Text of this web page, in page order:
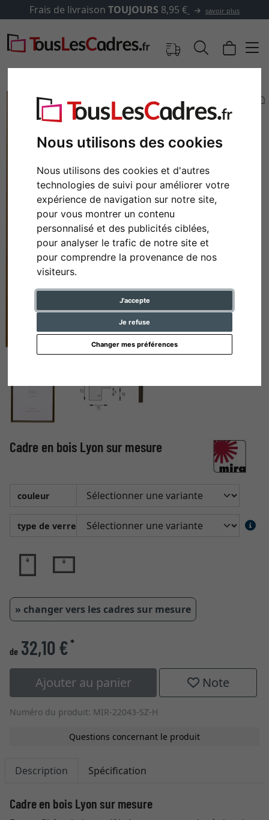
Nous utilisons des cookies
Nous utilisons des cookies et d'autres
technologies de suivi pour améliorer votre
expérience de navigation sur notre site,
pour vous montrer un contenu
personnalisé et des publicités ciblées,
pour analyser le trafic de notre site et
pour comprendre la provenance de nos
visiteurs.
J'accepte
Je refuse
Changer mes préférences
Frais de livraison TOUJOURS 8,95 € savoir plus
Retour
Cadre en bois Lyon sur mesure
couleur
type de verre
» changer vers les cadres sur mesure
de 32,10 €*
Ajouter au panier Note
Numéro du produit: MIR-22043-SZ-H
Questions concernant le produit
Description Spécification
Cadre en bois Lyon sur mesure